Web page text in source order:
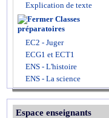
Explication de texte
Classes
préparatoires
EC2 - Juger
ECG1 et ECT1
ENS - L'histoire
ENS - La science
Espace enseignants